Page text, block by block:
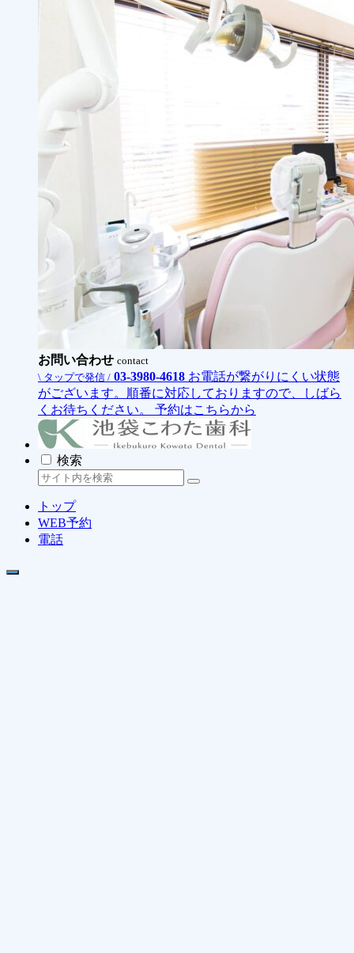
お問い合わせ contact
\ タップで発信 / 03-3980-4618 お電話が繋がりにくい状態
がございます。順番に対応しておりますので、しばら
くお待ちください。
予約はこちらから
検索
トップ
WEB予約
電話